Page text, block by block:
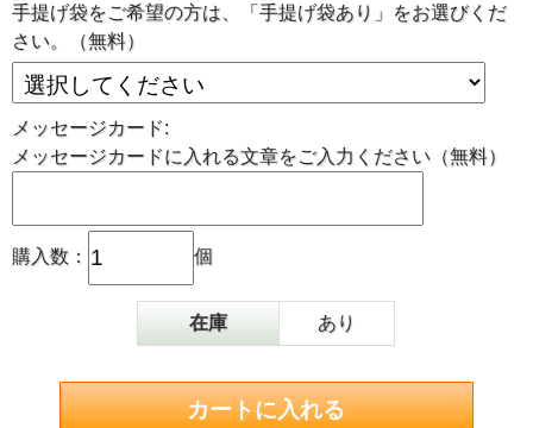
手提げ袋をご希望の方は、「手提げ袋あり」をお選びくだ
さい。（無料）
メッセージカード:
メッセージカードに入れる文章をご入力ください（無料）
購入数： 個
在庫 あり